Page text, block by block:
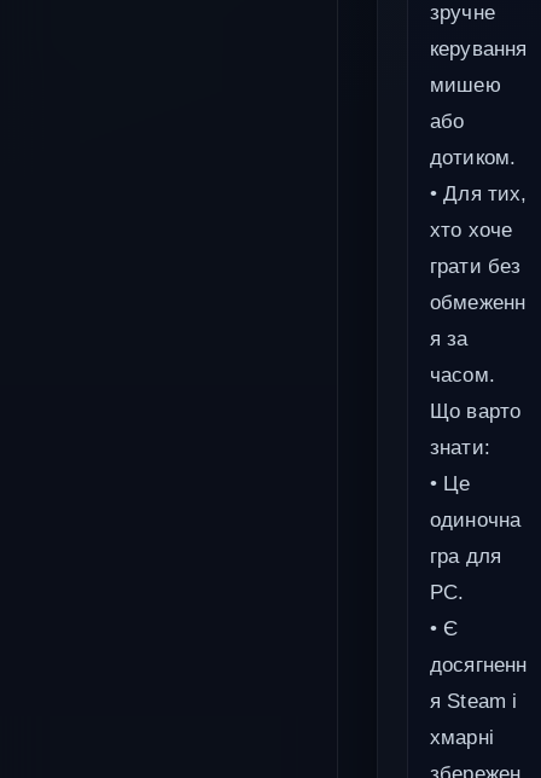
зручне
керування
мишею
або
дотиком.
• Для тих,
хто хоче
грати без
обмеженн
я за
часом.
Що варто
знати:
• Це
одиночна
гра для
PC.
• Є
досягненн
я Steam і
хмарні